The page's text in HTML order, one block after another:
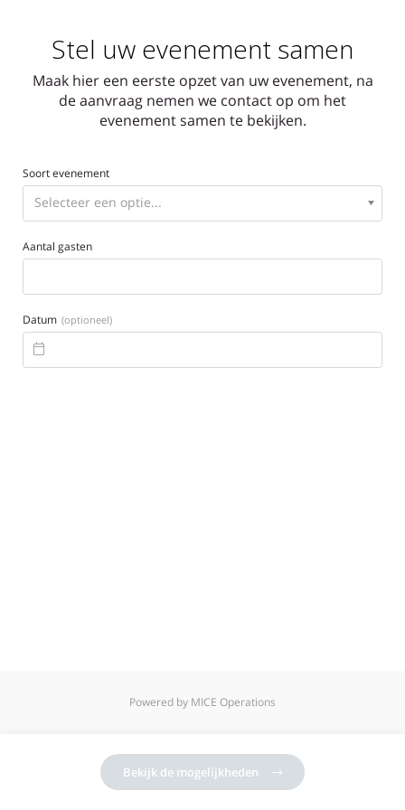
Stel uw evenement samen
Maak hier een eerste opzet van uw evenement, na
de aanvraag nemen we contact op om het
evenement samen te bekijken.
Soort evenement
Aantal gasten
Datum (optioneel)

Powered by MICE Operations
Bekijk de mogelijkheden